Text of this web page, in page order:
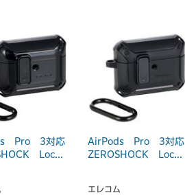
Pro 3対応
Loc...
AirPods Pro 3対応
ZEROSHOCK Loc...
エレコム